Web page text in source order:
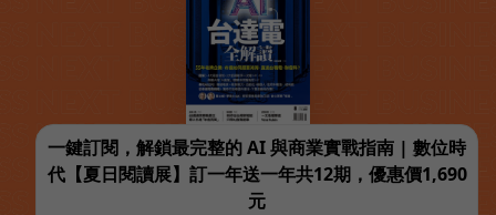
一鍵訂閱，解鎖最完整的 AI 與商業實戰指南 | 數位時
代【夏日閱讀展】訂一年送一年共12期，優惠價1,690
元